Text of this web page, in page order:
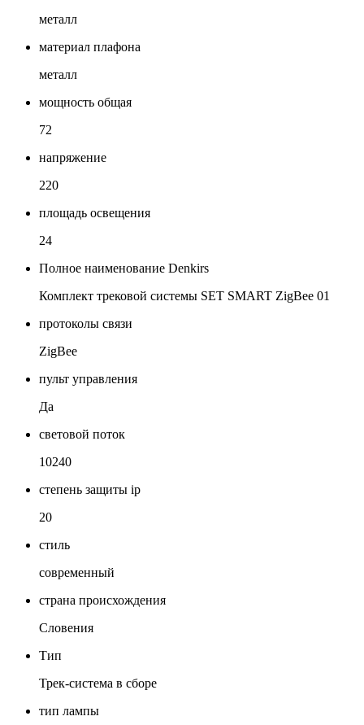
металл
материал плафона
металл
мощность общая
72
напряжение
220
площадь освещения
24
Полное наименование Denkirs
Комплект трековой системы SET SMART ZigBee 01
протоколы связи
ZigBee
пульт управления
Да
световой поток
10240
степень защиты ip
20
стиль
современный
страна происхождения
Словения
Тип
Трек-система в сборе
тип лампы